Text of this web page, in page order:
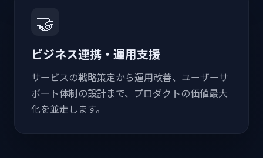
🤝
ビジネス連携・運用支援
サービスの戦略策定から運用改善、ユーザーサ
ポート体制の設計まで、プロダクトの価値最大
化を並走します。